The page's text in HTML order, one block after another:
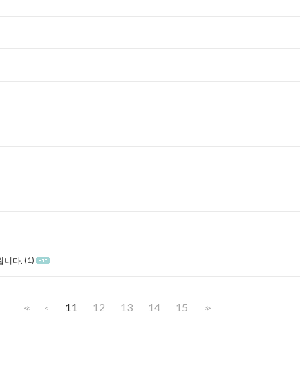
니다. (1)
<< < 11 12 13 14 15 >>